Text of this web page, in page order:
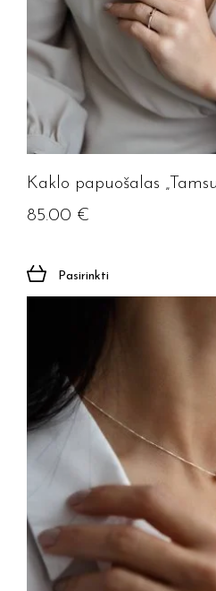
Kaklo papuošalas
85.00 €
Pasirinkti